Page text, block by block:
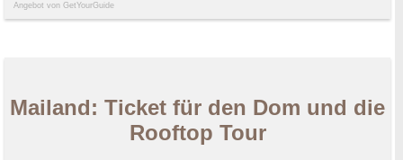
Angebot von GetYourGuide
Mailand: Ticket für den Dom und die
Rooftop Tour